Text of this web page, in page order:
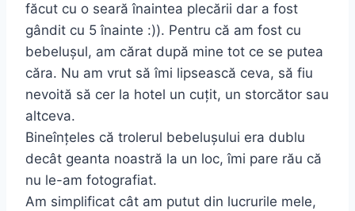
făcut cu o seară înaintea plecării dar a fost
gândit cu 5 înainte :)). Pentru că am fost cu
bebelușul, am cărat după mine tot ce se putea
căra. Nu am vrut să îmi lipsească ceva, să fiu
nevoită să cer la hotel un cuțit, un storcător sau
altceva.
Bineînțeles că trolerul bebelușului era dublu
decât geanta noastră la un loc, îmi pare rău că
nu le-am fotografiat.
Am simplificat cât am putut din lucrurile mele,